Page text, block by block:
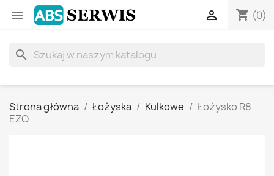
 shopping_cart (0)

search
Strona główna Łożyska Kulkowe
Łożysko R8
EZO